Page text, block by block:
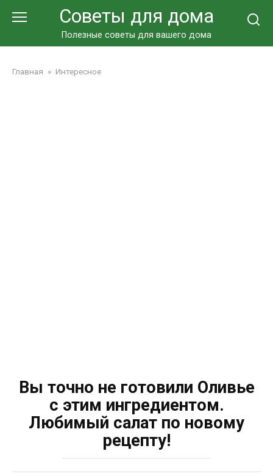
Советы для дома
Полезные советы для вашего дома
Главная » Интересное
Вы точно не готовили Оливье
с этим ингредиентом.
Любимый салат по новому
рецепту!